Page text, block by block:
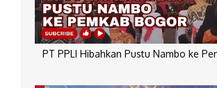
PT PPLI Hibahkan Pustu Nambo ke